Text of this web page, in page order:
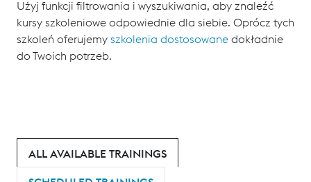
Użyj funkcji filtrowania i wyszukiwania, aby znaleźć
kursy szkoleniowe odpowiednie dla siebie. Oprócz tych
szkoleń oferujemy szkolenia dostosowane dokładnie
do Twoich potrzeb.
ALL AVAILABLE TRAININGS